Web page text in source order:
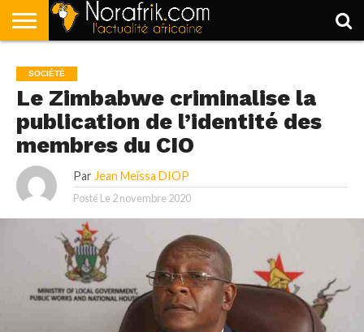
POLITIQUE
SOCIÉTÉ
ECONOMIE
SPORT
LIFESTYLE
SOCIÉTÉ
Le Zimbabwe criminalise la
publication de l’identité des
membres du CIO
Par Jean Meïssa DIOP
Posté Le 2 novembre 2020